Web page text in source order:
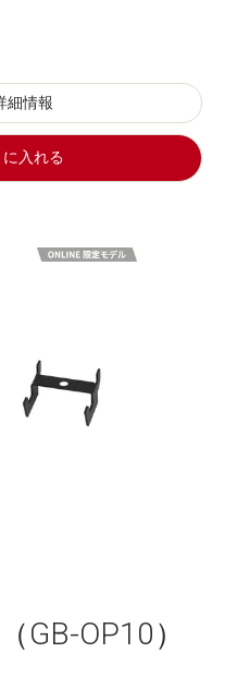
細情報
に入れる
GB-OP10）